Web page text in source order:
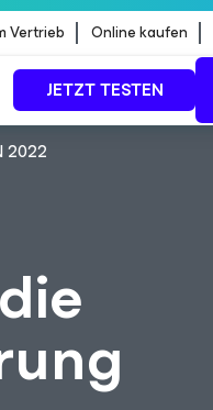
Vertrieb Online kaufen
JETZT TESTEN
2022